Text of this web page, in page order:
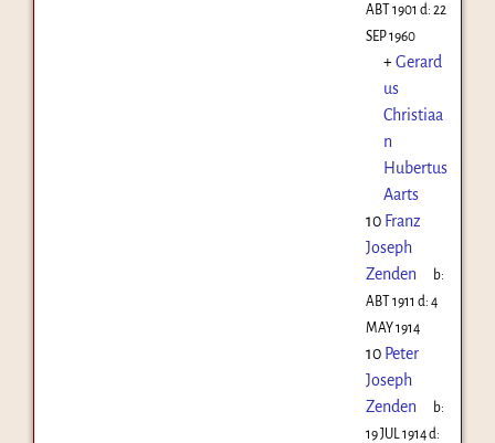
ABT 1901 d: 22
SEP 1960
+Gerard
us
Christiaa
n
Hubertus
Aarts
10 Franz
Joseph
Zenden
b:
ABT 1911 d: 4
MAY 1914
10 Peter
Joseph
Zenden
b:
19 JUL 1914d: